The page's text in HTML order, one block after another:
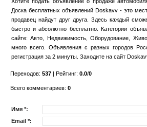
Доска бесплатных объявлений Doskavv - это
продавец найдут друг друга. Здесь каждый
быстро и абсолютно бесплатно. Категории
сайте: Авто, Недвижимость, Оборудование,
много всего. Объявления с разных городов
регистрация за 2 минуты. Заходите на сайт
Переходов: 537| Рейтинг: 0.0/0
Всего комментариев: 0
Имя *:
Email *: